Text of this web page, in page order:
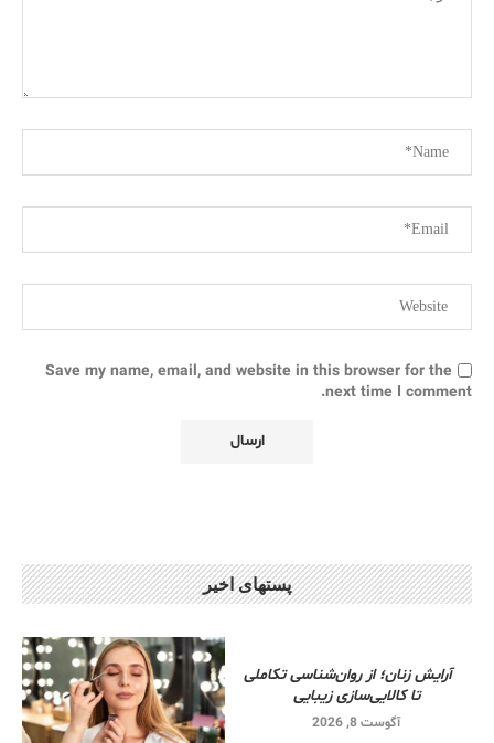
Save my name, email, and website in this browser for the
next time I comment.
پستهای اخیر
آرایش زنان؛ از روان‌شناسی تکاملی
تا کالایی‌سازی زیبایی
آگوست 8, 2026